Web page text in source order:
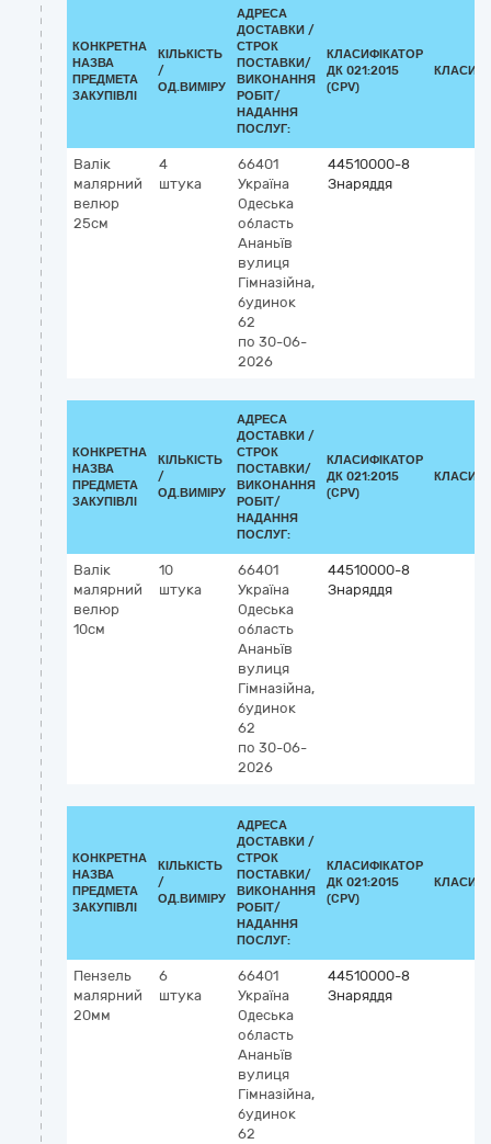
КОНКРЕТНА
НАЗВА
ПРЕДМЕТА
ЗАКУПІВЛІ
КІЛЬКІСТЬ
/
ОД.ВИМІРУ
АДРЕСА
ДОСТАВКИ /
СТРОК
ПОСТАВКИ/
ВИКОНАННЯ
РОБІТ/
НАДАННЯ
ПОСЛУГ:
КЛАСИФІКАТОР
ДК 021:2015
(CPV)
Валік
малярний
велюр
25см
4
штука
66401
Україна
Одеська
область
Ананьїв
вулиця
Гімназійна,
будинок
62
по 30-06-
2026
44510000-8
Знаряддя
КОНКРЕТНА
НАЗВА
ПРЕДМЕТА
ЗАКУПІВЛІ
КІЛЬКІСТЬ
/
ОД.ВИМІРУ
АДРЕСА
ДОСТАВКИ /
СТРОК
ПОСТАВКИ/
ВИКОНАННЯ
РОБІТ/
НАДАННЯ
ПОСЛУГ:
КЛАСИФІКАТОР
ДК 021:2015
(CPV)
Валік
малярний
велюр
10см
10
штука
66401
Україна
Одеська
область
Ананьїв
вулиця
Гімназійна,
будинок
62
по 30-06-
2026
44510000-8
Знаряддя
КОНКРЕТНА
НАЗВА
ПРЕДМЕТА
ЗАКУПІВЛІ
КІЛЬКІСТЬ
/
ОД.ВИМІРУ
АДРЕСА
ДОСТАВКИ /
СТРОК
ПОСТАВКИ/
ВИКОНАННЯ
РОБІТ/
НАДАННЯ
ПОСЛУГ:
КЛАСИФІКАТОР
ДК 021:2015
(CPV)
Пензель
малярний
20мм
6
штука
66401
Україна
Одеська
область
Ананьїв
вулиця
Гімназійна,
будинок
62
44510000-8
Знаряддя